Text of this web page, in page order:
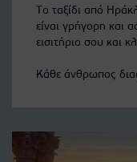
Το ταξίδι από
είναι γρήγορη και
εισιτήριο σου και
Κάθε άνθρωπος